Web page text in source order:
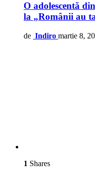
O adolescentă
la „Românii au
de Indiro martie 8,
1 Shares